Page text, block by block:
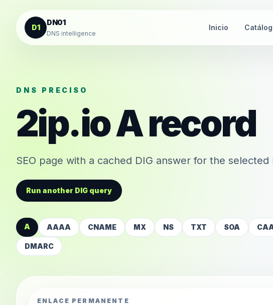
Saltar al contenido
D1
DN01
DNS intelligence
Inicio
DNS PRECISO
2ip.ioArecord
SEO page with a cached DIG answer for the
Run another DIG query
A AAAA CNAME MX NS TXT SOA
DMARC
ENLACE PERMANENTE